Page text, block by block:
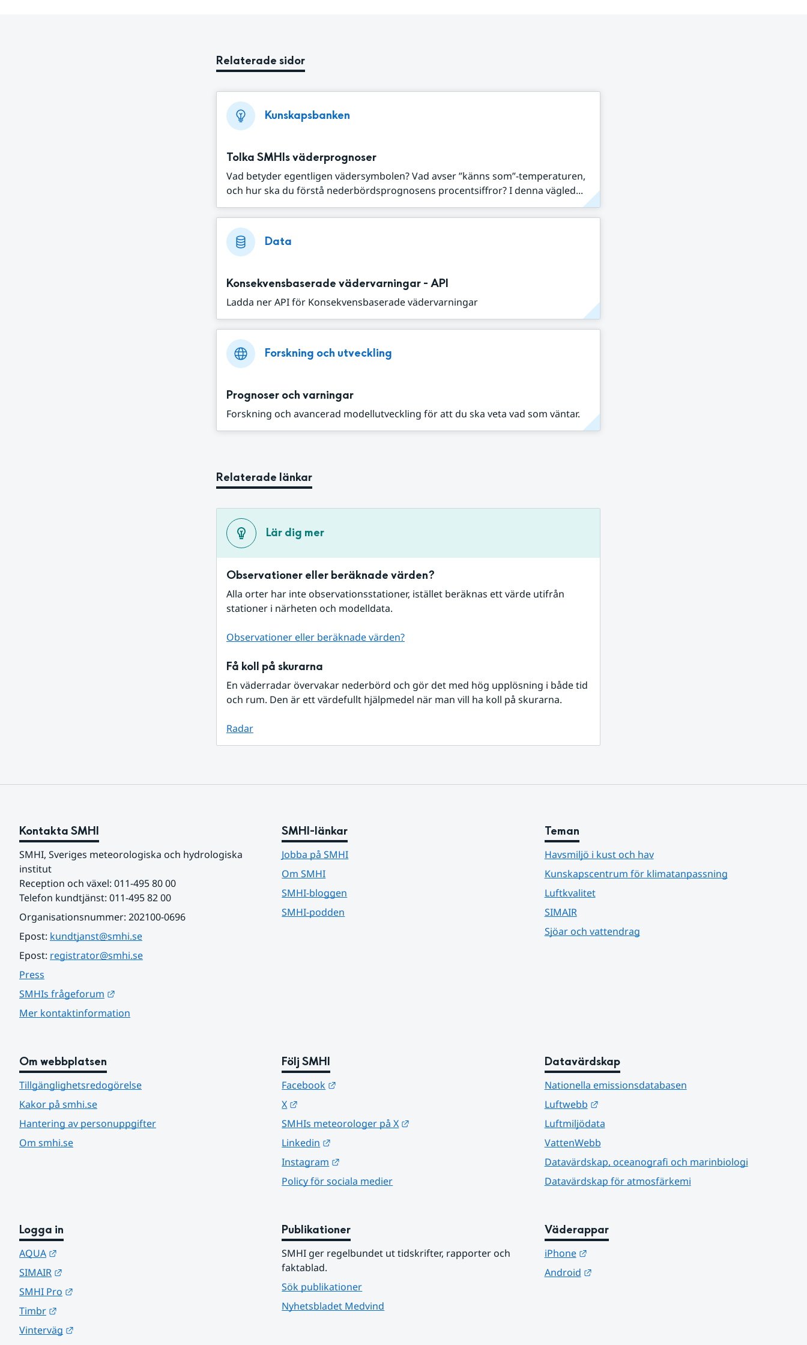
Relaterade sidor
Kunskapsbanken
Tolka SMHIs väderprognoser
Vad betyder egentligen vädersymbolen? Vad avser ”känns som”-temperaturen,
och hur ska du förstå nederbördsprognosens procentsiffror? I denna vägled...
Data
Konsekvensbaserade vädervarningar - API
Ladda ner API för Konsekvensbaserade vädervarningar
Forskning och utveckling
Prognoser och varningar
Forskning och avancerad modellutveckling för att du ska veta vad som väntar.
Relaterade länkar
Lär dig mer
Observationer eller beräknade värden?
Alla orter har inte observationsstationer, istället beräknas ett värde utifrån
stationer i närheten och modelldata.
Observationer eller beräknade värden?
Få koll på skurarna
En väderradar övervakar nederbörd och gör det med hög upplösning i både tid
och rum. Den är ett värdefullt hjälpmedel när man vill ha koll på skurarna.
Radar
Kontakta SMHI
SMHI, Sveriges meteorologiska och hydrologiska
institut
Reception och växel: 011-495 80 00
Telefon kundtjänst: 011-495 82 00
Organisationsnummer: 202100-0696
Epost: kundtjanst@smhi.se
Epost: registrator@smhi.se
Press
SMHIs frågeforum
Mer kontaktinformation
SMHI-länkar
Jobba på SMHI
Om SMHI
SMHI-bloggen
SMHI-podden
Teman
Havsmiljö i kust och hav
Kunskapscentrum för klimatanpassning
Luftkvalitet
SIMAIR
Sjöar och vattendrag
Om webbplatsen
Tillgänglighetsredogörelse
Kakor på smhi.se
Hantering av personuppgifter
Om smhi.se
Följ SMHI
Facebook
X
SMHIs meteorologer på X
Linkedin
Instagram
Policy för sociala medier
Datavärdskap
Nationella emissionsdatabasen
Luftwebb
Länk till annan webbplats.
Luftmiljödata
VattenWebb
Datavärdskap, oceanografi och marinbiologi
Datavärdskap för atmosfärkemi
Logga in
AQUA
SIMAIR
SMHI Pro
Timbr
Vinterväg
Publikationer
SMHI ger regelbundet ut tidskrifter, rapporter och
faktablad.
Sök publikationer
Nyhetsbladet Medvind
Väderappar
iPhone
Länk till annan webbplats.
Android
Länk till annan webbplats.